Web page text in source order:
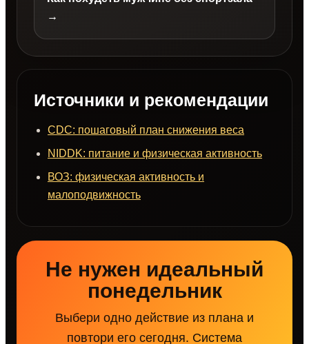
→
Источники и рекомендации
CDC: пошаговый план снижения веса
NIDDK: питание и физическая активность
ВОЗ: физическая активность и
малоподвижность
Не нужен идеальный
понедельник
Выбери одно действие из плана и
повтори его сегодня. Система